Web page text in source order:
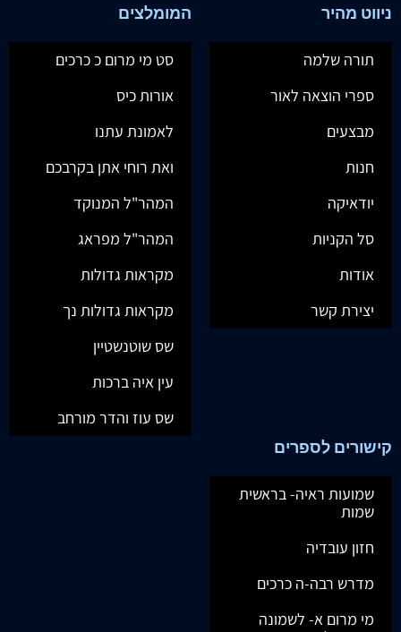
ניווט מהיר
תורה שלמה
ספרי הוצאה לאור
מבצעים
חנות
יודאיקה
סל הקניות
אודות
יצירת קשר
המומלצים
סט מי מרום כ כרכים
אורות כיס
לאמונת עתנו
ואת רוחי אתן בקרבכם
המהר"ל המנוקד
המהר"ל מפראג
מקראות גדולות
מקראות גדולות נך
שס שוטנשטיין
עין איה ברכות
שס עוז והדר מורחב
קישורים לספרים
שמועות ראיה- בראשית
שמות
חזון עובדיה
מדרש רבה-ה כרכים
מי מרום א- לשמונה